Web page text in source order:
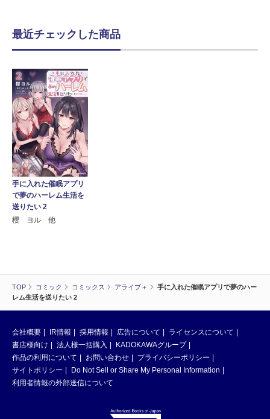
TOP コミック コミックス アライブ＋
手に入れた催眠アプリで夢のハー
レム生活を送りたい 2
最近チェックした商品
手に入れた催眠アプリ
で夢のハーレム生活を
送りたい 2
櫻 ヨル 他
会社概要 IR情報 採用情報 広告について
ライセンスについて
書店様向け
法人様一括購入
KADOKAWAグループ
作品の利用について
お問い合わせ
プライバシーポリシー
サイトポリシー
Do Not Sell or Share My Personal Information
利用者情報の外部送信について